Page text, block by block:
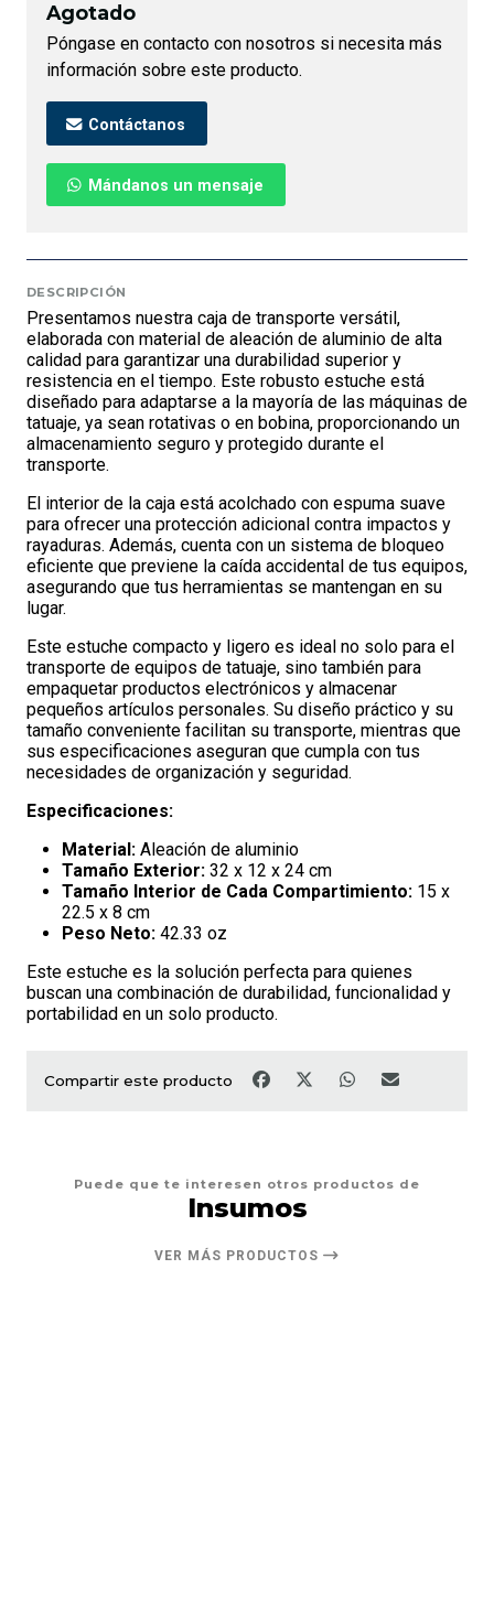
Agotado
Póngase en contacto con nosotros si necesita más
información sobre este producto.
Contáctanos
Mándanos un mensaje
DESCRIPCIÓN
Presentamos nuestra caja de transporte versátil,
elaborada con material de aleación de aluminio de alta
calidad para garantizar una durabilidad superior y
resistencia en el tiempo. Este robusto estuche está
diseñado para adaptarse a la mayoría de las máquinas de
tatuaje, ya sean rotativas o en bobina, proporcionando un
almacenamiento seguro y protegido durante el
transporte.
El interior de la caja está acolchado con espuma suave
para ofrecer una protección adicional contra impactos y
rayaduras. Además, cuenta con un sistema de bloqueo
eficiente que previene la caída accidental de tus equipos,
asegurando que tus herramientas se mantengan en su
lugar.
Este estuche compacto y ligero es ideal no solo para el
transporte de equipos de tatuaje, sino también para
empaquetar productos electrónicos y almacenar
pequeños artículos personales. Su diseño práctico y su
tamaño conveniente facilitan su transporte, mientras que
sus especificaciones aseguran que cumpla con tus
necesidades de organización y seguridad.
Especificaciones:
Material: Aleación de aluminio
Tamaño Exterior: 32 x 12 x 24 cm
Tamaño Interior de Cada Compartimiento: 15 x
22.5 x 8 cm
Peso Neto: 42.33 oz
Este estuche es la solución perfecta para quienes
buscan una combinación de durabilidad, funcionalidad y
portabilidad en un solo producto.
Compartir este producto
Puede que te interesen otros productos de
Insumos
VER MÁS PRODUCTOS